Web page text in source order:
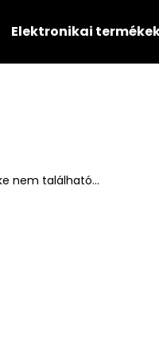
Elektronikai
nem található...